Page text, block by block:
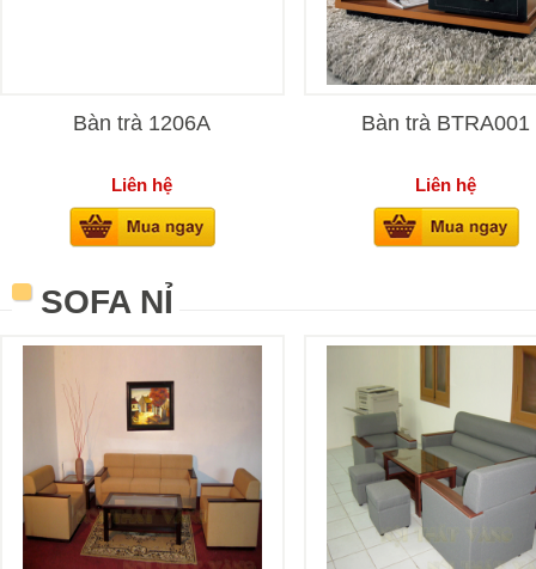
Bàn trà 1206A
Liên hệ
Bàn trà BTRA001
Liên hệ
SOFA NỈ